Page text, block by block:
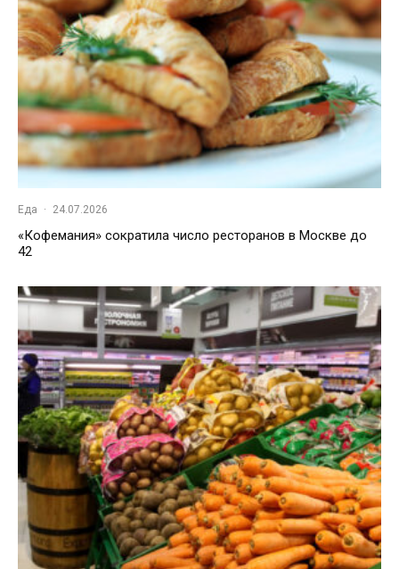
Еда · 24.07.2026
«Кофемания» сократила число ресторанов в Москве до
42